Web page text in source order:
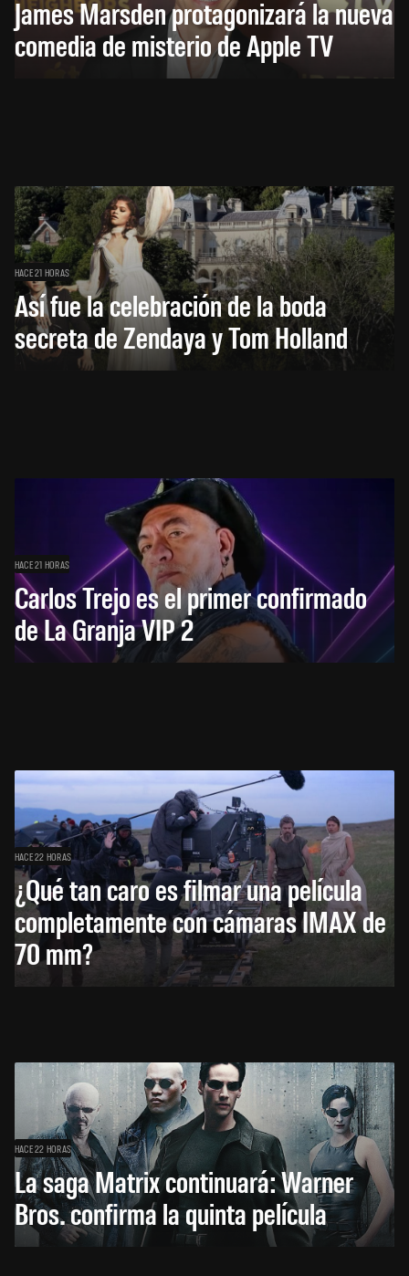
James Marsden protagonizará la nueva
comedia de misterio de Apple TV
HACE 21 HORAS
Así fue la celebración de la boda
secreta de Zendaya y Tom Holland
HACE 21 HORAS
Carlos Trejo es el primer confirmado
de La Granja VIP 2
HACE 22 HORAS
¿Qué tan caro es filmar una película
completamente con cámaras IMAX de
70 mm?
HACE 22 HORAS
La saga Matrix continuará: Warner
Bros. confirma la quinta película